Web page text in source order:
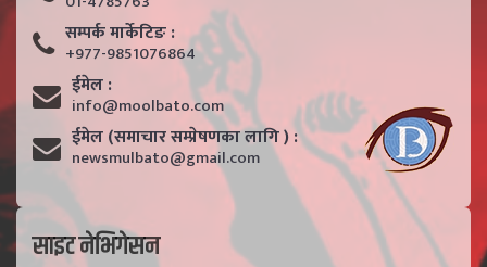
सम्पर्क मार्केटिङ :
+977-9851076864
ईमेल :
info@moolbato.com
ईमेल (समाचार सम्प्रेषणका लागि ) :
newsmulbato@gmail.com
साइट नेभिगेसन